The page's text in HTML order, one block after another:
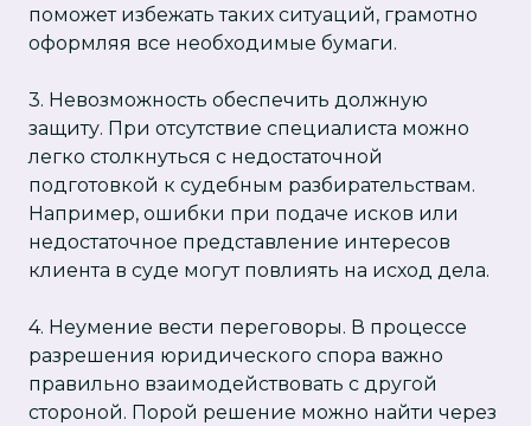
поможет избежать таких ситуаций, грамотно
оформляя все необходимые бумаги.
3. Невозможность обеспечить должную
защиту. При отсутствие специалиста можно
легко столкнуться с недостаточной
подготовкой к судебным разбирательствам.
Например, ошибки при подаче исков или
недостаточное представление интересов
клиента в суде могут повлиять на исход дела.
4. Неумение вести переговоры. В процессе
разрешения юридического спора важно
правильно взаимодействовать с другой
стороной. Порой решение можно найти через